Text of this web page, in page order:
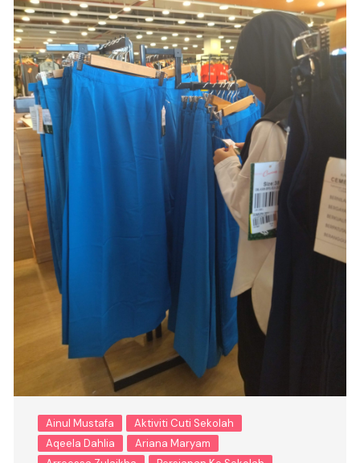
Ainul Mustafa
Aktiviti Cuti Sekolah
Aqeela Dahlia
Ariana Maryam